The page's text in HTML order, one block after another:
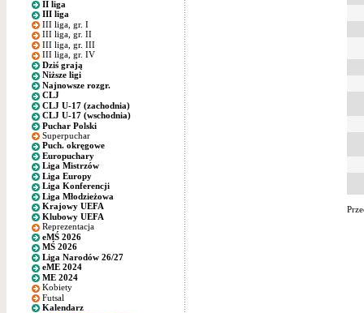
II liga
III liga
III liga, gr. I
III liga, gr. II
III liga, gr. III
III liga, gr. IV
Dziś grają
Niższe ligi
Najnowsze rozgr.
CLJ
CLJ U-17 (zachodnia)
CLJ U-17 (wschodnia)
Puchar Polski
Superpuchar
Puch. okręgowe
Europuchary
Liga Mistrzów
Liga Europy
Liga Konferencji
Liga Młodzieżowa
Krajowy UEFA
Klubowy UEFA
Reprezentacja
eMŚ 2026
MŚ 2026
Liga Narodów 26/27
eME 2024
ME 2024
Kobiety
Futsal
Kalendarz